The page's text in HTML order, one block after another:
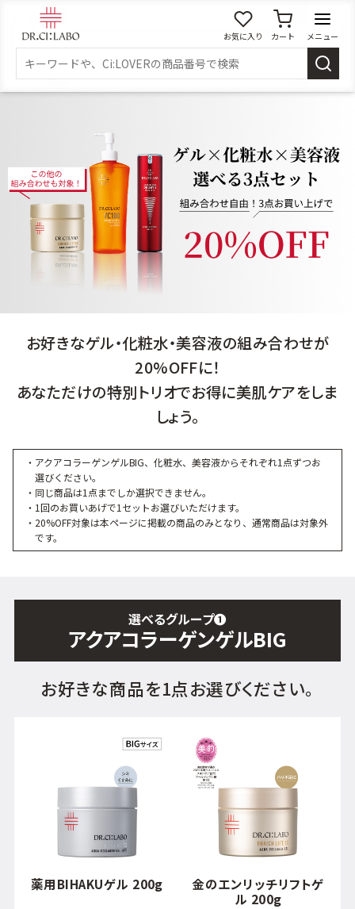
お気に入り カート メニュー
スキンケア
商品カテゴリーから探す
メイク落とし 洗顔
乳液 美容液
ゲル クリーム
商品カテゴリーから探す TOP
プロダクトラインから探す
プロダクトライン TOP
くすみ
シミ・そばかす ゆるみ・ハリ
毛穴・キメ
敏感・肌あれ 日焼け
お好きなゲル・化粧水・美容液の組み合わせが
20%OFFに！
あなただけの特別トリオでお得に美肌ケアをしま
しょう。
・アクアコラーゲンゲルBIG、化粧水、美容液からそれぞれ1点ずつお
選びください。
・同じ商品は1点までしか選択できません。
・1回のお買いあげで1セットお選びいただけます。
・20%OFF対象は本ページに掲載の商品のみとなり、通常商品は対象外
です。
選べるグループ❶
アクアコラーゲンゲルBIG
お好きな商品を1点お選びください。
薬用BIHAKUゲル 200g
金のエンリッチリフトゲ
ル 200g